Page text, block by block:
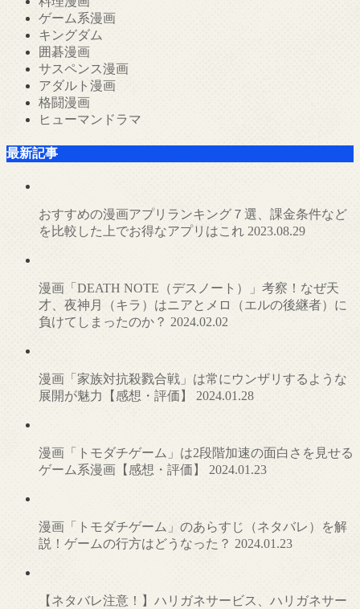
ゲーム系漫画
キングダム
囲碁漫画
サスペンス漫画
アダルト漫画
格闘漫画
ヒューマンドラマ
最新記事
おすすめの漫画アプリランキング７選、課金条件など
を比較した上でお得なアプリはこれ 2023.08.29
漫画「DEATH NOTE（デスノート）」考察！なぜ天
才、夜神月（キラ）はニアとメロ（エルの後継者）に
負けてしまったのか？ 2024.02.02
漫画「家族対抗殺戮合戦」は常にウンザリするような
展開が魅力【感想・評価】 2024.01.28
漫画「トモダチゲーム」は2段階加速の面白さを見せる
ゲーム系漫画【感想・評価】 2024.01.23
漫画「トモダチゲーム」のあらすじ（ネタバレ）を解
説！ゲームの行方はどうなった？ 2024.01.23
【ネタバレ注意！】ハリガネサービス、ハリガネサー